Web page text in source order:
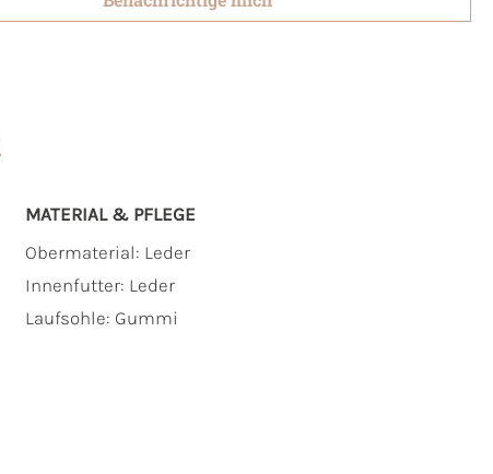
MATERIAL & PFLEGE
Obermaterial: Leder
Innenfutter: Leder
Laufsohle: Gummi